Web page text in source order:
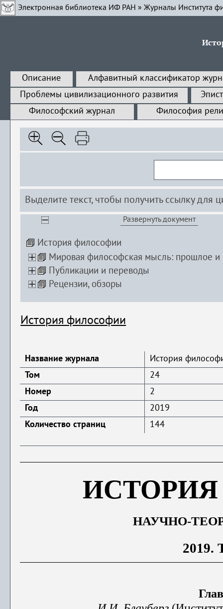
Электронная библиотека ИФ РАН » Журналы Института
Описание
Алфавитный классификатор
Проблемы цивилизационного развития
Философский журнал
Философия
Выделите текст, чтобы получить ссылку для
Развернуть документ
История философии
Мировая философская мысль: прошлое и
Публикации и переводы
Рецензии, обзоры
История философии
Название журнала
История
Том
24
Номер
2
Год
2019
Количество страниц
144
НАУЧНО-
2019.